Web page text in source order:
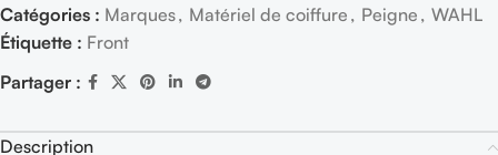
Catégories : Marques, Matériel de coiffure , Peigne , WAHL
Étiquette : Front
Partager :
Description